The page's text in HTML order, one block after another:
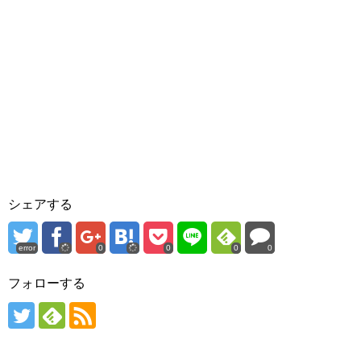
シェアする
error 0 0 0 0
フォローする